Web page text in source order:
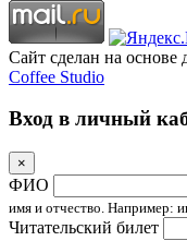
Сайт сделан на основе
Coffee Studio
Вход в личный
×
ФИО
имя и отчество. Например:
Читательский билет